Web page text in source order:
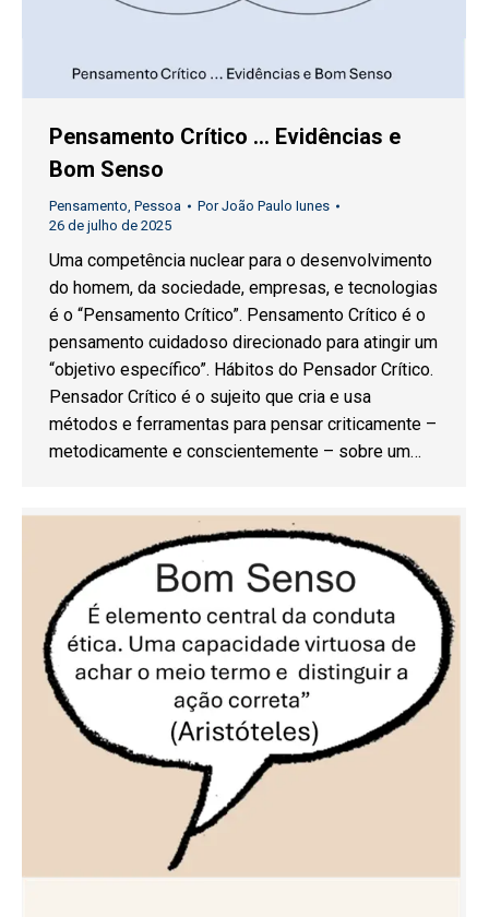
Pensamento Crítico … Evidências e
Bom Senso
Pensamento Pessoa PorJoão Paulo Iunes
26 de julho de 2025
Uma competência nuclear para o desenvolvimento
do homem, da sociedade, empresas, e tecnologias
é o “Pensamento Crítico”. Pensamento Crítico é o
pensamento cuidadoso direcionado para atingir um
“objetivo específico”. Hábitos do Pensador Crítico.
Pensador Crítico é o sujeito que cria e usa
métodos e ferramentas para pensar criticamente –
metodicamente e conscientemente – sobre um…